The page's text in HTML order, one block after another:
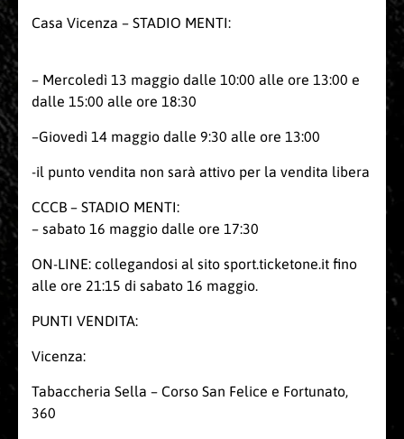
Casa Vicenza – STADIO MENTI:
– Mercoledì 13 maggio dalle 10:00 alle ore 13:00 e
dalle 15:00 alle ore 18:30
–Giovedì 14 maggio dalle 9:30 alle ore 13:00
-il punto vendita non sarà attivo per la vendita libera
CCCB – STADIO MENTI:
– sabato 16 maggio dalle ore 17:30
ON-LINE: collegandosi al sito sport.ticketone.it fino
alle ore 21:15 di sabato 16 maggio.
PUNTI VENDITA:
Vicenza:
Tabaccheria Sella – Corso San Felice e Fortunato,
360